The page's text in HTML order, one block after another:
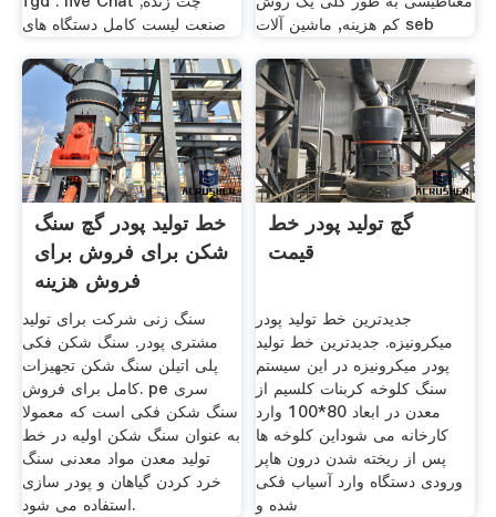
صنعت لیست کامل دستگاه های
کم هزینه, ماشین آلات seb
خط تولید پودر گچ سنگ
شکن برای فروش برای
فروش هزینه
سنگ زنی شرکت برای تولید
مشتری پودر. سنگ شکن فکی
پلی اتیلن سنگ شکن تجهیزات
کامل برای فروش. pe سری
سنگ شکن فکی است که معمولا
به عنوان سنگ شکن اولیه در خط
تولید معدن مواد معدنی سنگ
خرد کردن گیاهان و پودر سازی
استفاده می شود.
گچ تولید پودر خط
قیمت
جدیدترین خط تولید پودر
میکرونیزه. جدیدترین خط تولید
پودر میکرونیزه در این سیستم
سنگ کلوخه کربنات کلسیم از
معدن در ابعاد 80*100 وارد
کارخانه می شوداین کلوخه ها
پس از ریخته شدن درون هاپر
ورودی دستگاه وارد آسیاب فکی
شده و